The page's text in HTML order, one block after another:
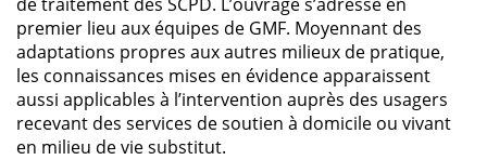
premier lieu aux équipes de GMF. Moyennant des
adaptations propres aux autres milieux de pratique,
les connaissances mises en évidence apparaissent
aussi applicables à l’intervention auprès des usagers
recevant des services de soutien à domicile ou vivant
en milieu de vie substitut.